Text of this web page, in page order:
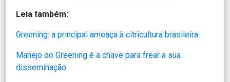
Leia também:
Greening: a principal ameaça à citricultura brasileira
Manejo do Greening é a chave para frear a sua
disseminação